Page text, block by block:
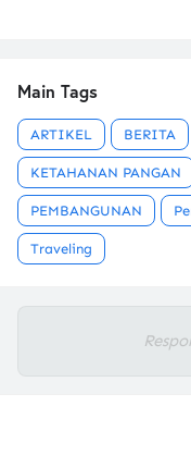
Main Tags
ARTIKEL BERITA
KETAHANAN PANGAN
PEMBANGUNAN
Traveling